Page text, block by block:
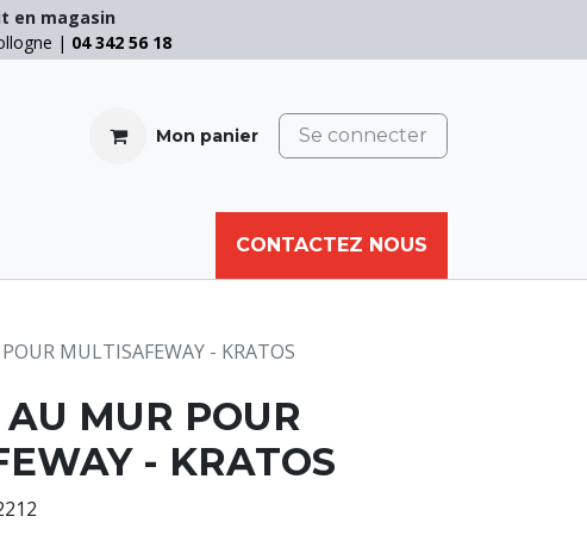
en magasin
| 04 342 56 18
Mon panier Se connecter
CORDE AUTRES
CONTACTEZ NOUS
MULTISAFEWAY - KRATOS
MUR POUR
- KRATOS